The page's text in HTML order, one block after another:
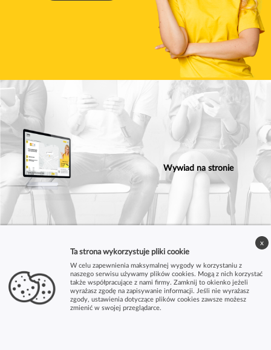
Wywiad na stronie
Ta strona wykorzystuje pliki cookie
W celu zapewnienia maksymalnej wygody w korzystaniu z
naszego serwisu używamy plików cookies. Mogą z nich korzystać
także współpracujące z nami firmy. Zamknij to okienko jeżeli
wyrażasz zgodę na zapisywanie informacji. Jeśli nie wyrażasz
zgody, ustawienia dotyczące plików cookies zawsze możesz
zmienić w swojej przeglądarce.
x